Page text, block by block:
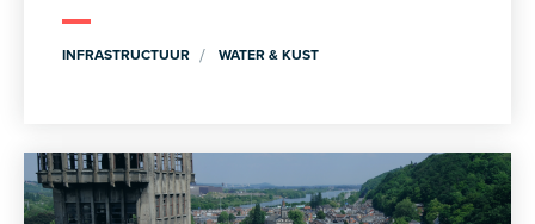
INFRASTRUCTUUR WATER & KUST